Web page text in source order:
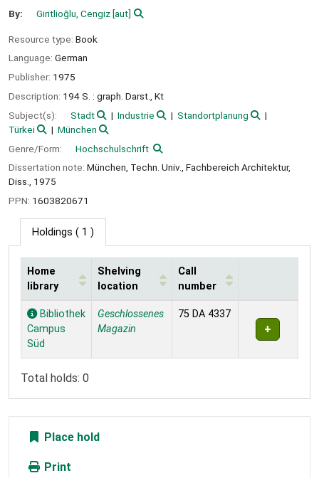
By: Giritlioḡlu, Cengiz[aut]
Resource type: Book
Language: German
Publisher: 1975
Description: 194 S. : graph. Darst., Kt
Subject(s):
Stadt Industrie
Standortplanung
Türkei
München
Genre/Form:
Hochschulschrift
Dissertation note: München, Techn. Univ., Fachbereich Architektur,
Diss., 1975
PPN: 1603820671
Holdings ( 1 )
Holdings
Home
library
Shelving
location
Call
number
Bibliothek
Campus
Süd
Geschlossenes
Magazin
75 DA 4337
Total holds: 0
Place hold
Print